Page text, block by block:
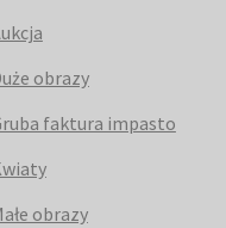
obrazy
faktura impasto
obrazy